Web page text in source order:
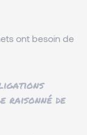
ont besoin de
raisonné de